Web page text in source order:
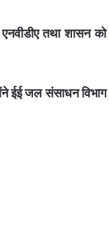
तथा शासन को
ईई जल संसाधन विभाग